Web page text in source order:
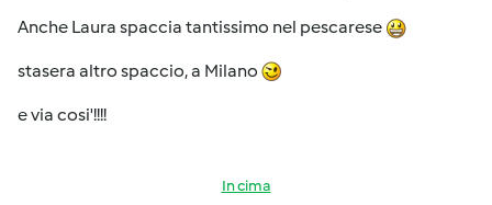
Anche Laura spaccia tantissimo nel pescarese
stasera altro spaccio, a Milano
e via cosi'!!!!
In cima